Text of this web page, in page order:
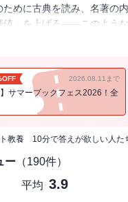
めに古典を読み、名著の
値」を上げろ――このよう
に勤めながらライターとし
任」を説く政治家、他人を
支持されてきた言説を分析
とは？―「人生」ではなく
教養はビジネスの役に立
養論／読書代行サービスと
2026.08.11まで
】サマーブックフェス2026！全
教養 10分で答えが欲しい人た
ー （190件）
平均 3.9